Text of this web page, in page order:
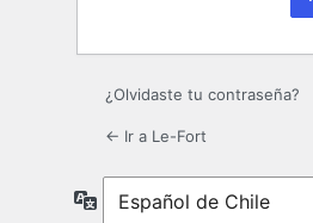
¿Olvidaste tu contraseña?
← Ir a Le-Fort
Idioma